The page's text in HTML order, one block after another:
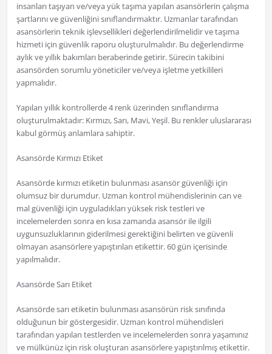
insanları taşıyan ve/veya yük taşıma yapılan asansörlerin çalışma
şartlarını ve güvenliğini sınıflandırmaktır. Uzmanlar tarafından
asansörlerin teknik işlevsellikleri değerlendirilmelidir ve taşıma
hizmeti için güvenlik raporu oluşturulmalıdır. Bu değerlendirme
aylık ve yıllık bakımları beraberinde getirir. Sürecin takibini
asansörden sorumlu yöneticiler ve/veya işletme yetkilileri
yapmalıdır.
Yapılan yıllık kontrollerde 4 renk üzerinden sınıflandırma
oluşturulmaktadır: Kırmızı, Sarı, Mavi, Yeşil. Bu renkler uluslararası
kabul görmüş anlamlara sahiptir.
Asansörde Kırmızı Etiket
Asansörde kırmızı etiketin bulunması asansör güvenliği için
olumsuz bir durumdur. Uzman kontrol mühendislerinin can ve
mal güvenliği için uyguladıkları yüksek risk testleri ve
incelemelerden sonra en kısa zamanda asansör ile ilgili
uygunsuzluklarının giderilmesi gerektiğini belirten ve güvenli
olmayan asansörlere yapıştırılan etikettir. 60 gün içerisinde
yapılmalıdır.
Asansörde Sarı Etiket
Asansörde sarı etiketin bulunması asansörün risk sınıfında
olduğunun bir göstergesidir. Uzman kontrol mühendisleri
tarafından yapılan testlerden ve incelemelerden sonra yaşamınız
ve mülkünüz için risk oluşturan asansörlere yapıştırılmış etikettir.